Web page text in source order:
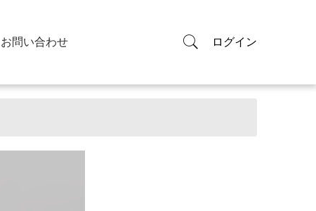
お問い合わせ ログイン